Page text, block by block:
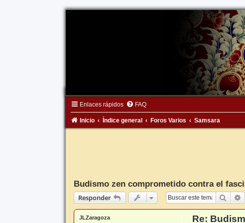
Enlaces rápidos FAQ
Inicio Índice general Foros Varios Samsara
Budismo zen comprometido contra el
Responder
Buscar
JLZaragoza
Re: